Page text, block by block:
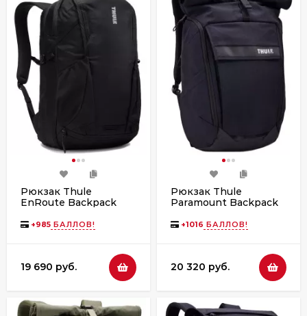
Рюкзак Thule
EnRoute Backpack
+985 БАЛЛОВ!
19 690 руб.
Рюкзак Thule
Paramount Backpack
+1016 БАЛЛОВ!
20 320 руб.